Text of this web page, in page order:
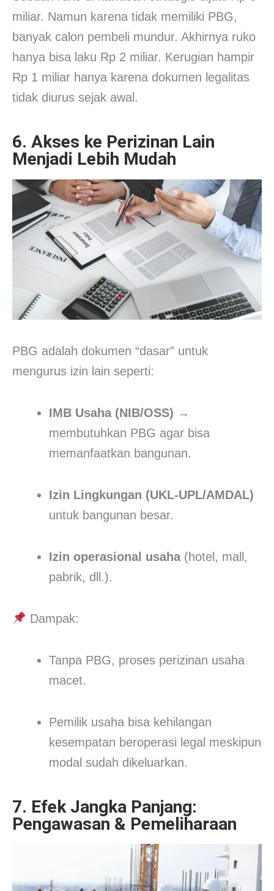
miliar. Namun karena tidak memiliki PBG,
banyak calon pembeli mundur. Akhirnya ruko
hanya bisa laku Rp 2 miliar. Kerugian hampir
Rp 1 miliar hanya karena dokumen legalitas
tidak diurus sejak awal.
6. Akses ke Perizinan Lain
Menjadi Lebih Mudah
PBG adalah dokumen “dasar” untuk
mengurus izin lain seperti:
IMB Usaha (NIB/OSS) →
membutuhkan PBG agar bisa
memanfaatkan bangunan.
Izin Lingkungan (UKL-UPL/AMDAL)
untuk bangunan besar.
Izin operasional usaha(hotel, mall,
pabrik, dll.).
Dampak:
Tanpa PBG, proses perizinan usaha
macet.
Pemilik usaha bisa kehilangan
kesempatan beroperasi legal meskipun
modal sudah dikeluarkan.
7. Efek Jangka Panjang:
Pengawasan & Pemeliharaan